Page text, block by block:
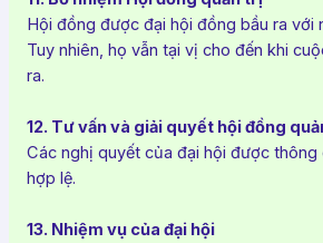
Hội đồng được đại hội đồng bầu ra với
Tuy nhiên, họ vẫn tại vị cho đến khi
ra.
12. Tư vấn và giải quyết hội đồng
Các nghị quyết của đại hội được thông
hợp lệ.
13. Nhiệm vụ của đại hội